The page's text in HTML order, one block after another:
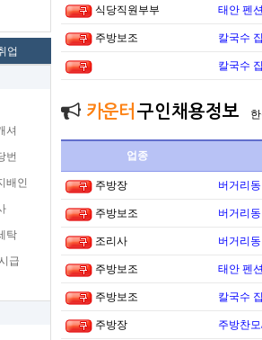
업
셔
번
배인
탁
급
식당직원부부 태안 펜
주방보조 칼국수
칼국수
카운터 구인채용정보
업종
주방장 버거리
주방보조 버거리
조리사 버거리
주방보조 태안 펜
주방보조 칼국수
주방장 주방찬